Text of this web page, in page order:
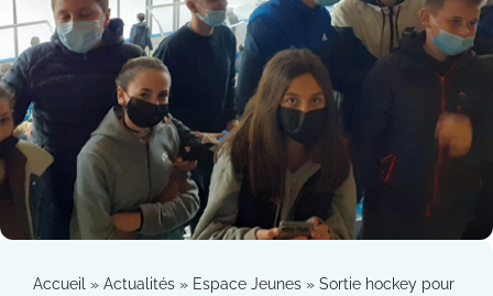
Accueil » Actualités » Espace Jeunes » Sortie hockey pour